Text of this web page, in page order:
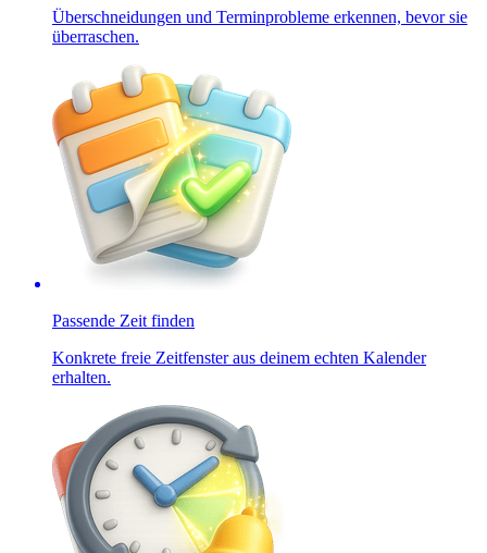
Überschneidungen und Terminprobleme erkennen, bevor sie
überraschen.
Passende Zeit finden
Konkrete freie Zeitfenster aus deinem echten Kalender
erhalten.